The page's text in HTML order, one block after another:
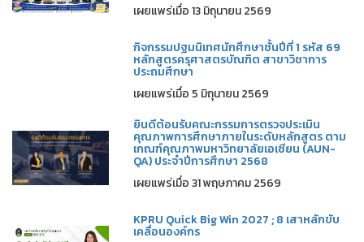
เผยแพร่เมื่อ 13 มิถุนายน 2569
กิจกรรมปฐมนิเทศนักศึกษาชั้นปีที่ 1 รหัส 69
หลักสูตรครุศาสตรบัณฑิต สาขาวิชาการ
ประถมศึกษา
เผยแพร่เมื่อ 5 มิถุนายน 2569
ยินดีต้อนรับคณะกรรมการตรวจประเมิน
คุณภาพการศึกษาภายในระดับหลักสูตร ตาม
เกณฑ์คุณภาพมหาวิทยาลัยเอเซียน (AUN-
QA) ประจำปีการศึกษา 2568
เผยแพร่เมื่อ 31 พฤษภาคม 2569
KPRU Quick Big Win 2027 ; 8 เสาหลักขับ
เคลื่อนองค์กร